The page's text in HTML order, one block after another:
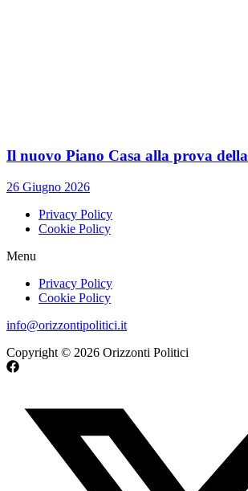
Il nuovo Piano Casa alla prova
26 Giugno 2026
Privacy Policy
Cookie Policy
Menu
Privacy Policy
Cookie Policy
info@orizzontipolitici.it
Copyright © 2026 Orizzonti Politici